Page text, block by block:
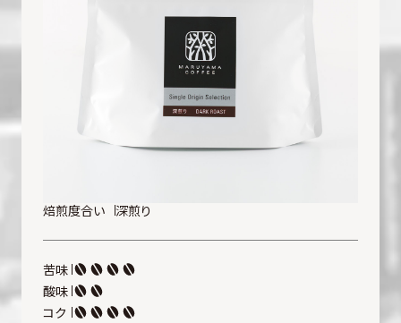
焙煎度合い 深煎り
苦味
酸味
コク